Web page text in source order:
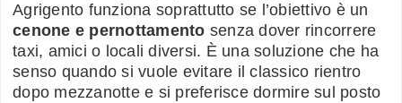
Agrigento funziona soprattutto se l’obiettivo è un
cenone e pernottamento senza dover rincorrere
taxi, amici o locali diversi. È una soluzione che ha
senso quando si vuole evitare il classico rientro
dopo mezzanotte e si preferisce dormire sul posto